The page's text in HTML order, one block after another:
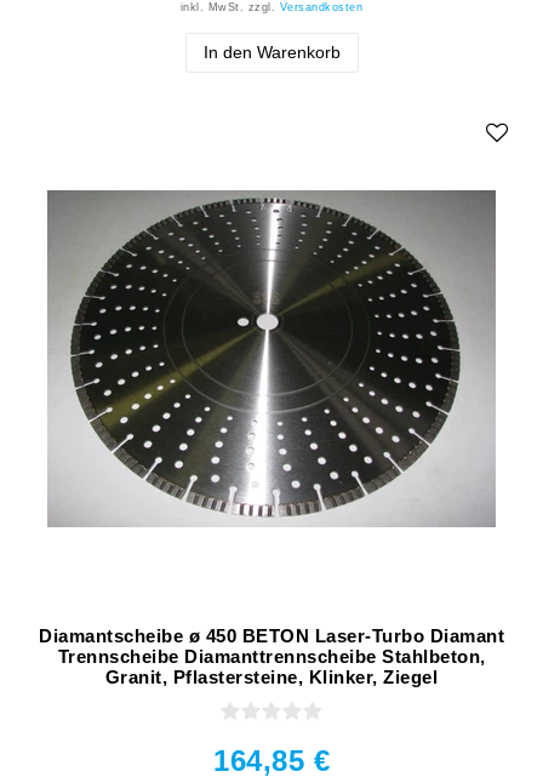
inkl. MwSt. zzgl. Versandkosten
In den Warenkorb
Diamantscheibe ø 450 BETON Laser-Turbo Diamant
Trennscheibe Diamanttrennscheibe Stahlbeton,
Granit, Pflastersteine, Klinker, Ziegel
164,85 €